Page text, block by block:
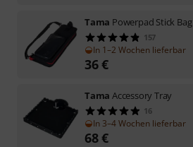
Tama Powerpad Stick Bag
157
In 1–2 Wochen lieferbar
36€
Tama Accessory Tray
16
In 3–4 Wochen lieferbar
68€